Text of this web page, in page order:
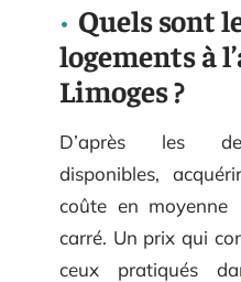
Quels sont
logements à
Limoges ?
D’après les
disponibles,
coûte en moyenne
carré. Un prix qui
ceux pratiqués